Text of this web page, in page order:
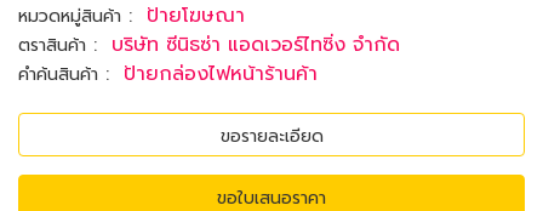
หมวดหมู่สินค้า : ป้ายโฆษณา
ตราสินค้า : บริษัท ซีนิธซ่า แอดเวอร์ไทซิ่ง จำกัด
คำค้นสินค้า : ป้ายกล่องไฟหน้าร้านค้า
ขอรายละเอียด
ขอใบเสนอราคา